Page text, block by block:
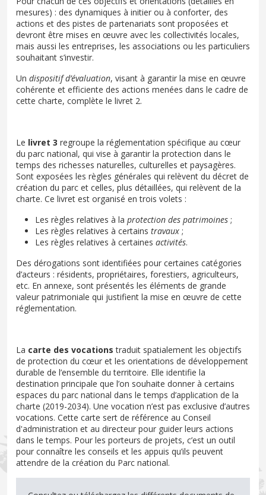
mesures) : des dynamiques à initier ou à conforter, des
actions et des pistes de partenariats sont proposées et
devront être mises en œuvre avec les collectivités locales,
mais aussi les entreprises, les associations ou les particuliers
souhaitant s’investir.
Un dispositif d’évaluation, visant à garantir la mise en œuvre
cohérente et efficiente des actions menées dans le cadre de
cette charte, complète le livret 2.
Le livret 3 regroupe la réglementation spécifique au cœur
du parc national, qui vise à garantir la protection dans le
temps des richesses naturelles, culturelles et paysagères.
Sont exposées les règles générales qui relèvent du décret de
création du parc et celles, plus détaillées, qui relèvent de la
charte. Ce livret est organisé en trois volets :
Les règles relatives à la protection des patrimoines ;
Les règles relatives à certains travaux ;
Les règles relatives à certaines activités.
Des dérogations sont identifiées pour certaines catégories
d’acteurs : résidents, propriétaires, forestiers, agriculteurs,
etc. En annexe, sont présentés les éléments de grande
valeur patrimoniale qui justifient la mise en œuvre de cette
réglementation.
La carte des vocationstraduit spatialement les objectifs
de protection du cœur et les orientations de développement
durable de l’ensemble du territoire. Elle identifie la
destination principale que l’on souhaite donner à certains
espaces du parc national dans le temps d’application de la
charte (2019-2034). Une vocation n’est pas exclusive d’autres
vocations. Cette carte sert de référence au Conseil
d'administration et au directeur pour guider leurs actions
dans le temps. Pour les porteurs de projets, c’est un outil
pour connaître les conseils et les appuis qu’ils peuvent
attendre de la création du Parc national.